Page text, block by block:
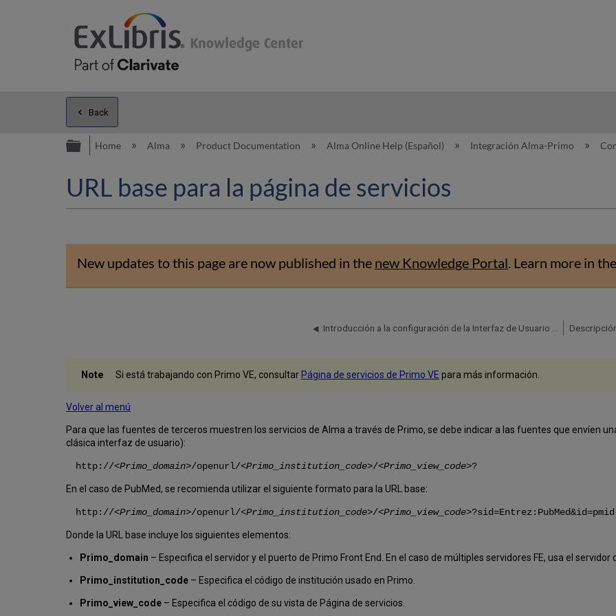
Back
Expand/collapse global hierarchy
Home Alma Product Documentation Alma Online Help (Español) Integración Alma-Primo
URL base para la página de servicios
New updates to this page are now published in the new Knowledge Portal. Learn more in the
Si está trabajando con Primo VE, consultar Página de servicios de Primo VE para más información.
Volver al menú
Para que las fuentes de terceros muestren los servicios de Alma a través de Primo, se debe indicar a las fuentes que envíen
clásica interfaz de usuario):
http://<Primo_domain>/openurl/<Primo_institution_code>/<Primo_view_code>?
En el caso de PubMed, se recomienda utilizar el siguiente formato para la URL base:
http://<Primo_domain>/openurl/<Primo_institution_code>/<Primo_view_code
Donde la URL base incluye los siguientes elementos:
Primo_domain – Especifica el servidor y el puerto de Primo Front End. En el caso de múltiples servidores FE, usa el servidor
Primo_institution_code – Especifica el código de institución usado en Primo.
Primo_view_code – Especifica el código de su vista de Página de servicios.